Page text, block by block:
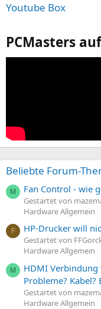
Youtube Box
PCMasters
Beliebte Forum-
M Fan Control - wie
Gestartet von
Hardware Allgemein
F HP-Drucker will
Gestartet von
Hardware Allgemein
M
HDMI Verbindung
Probleme? Kabel?
Gestartet von
Hardware Allgemein